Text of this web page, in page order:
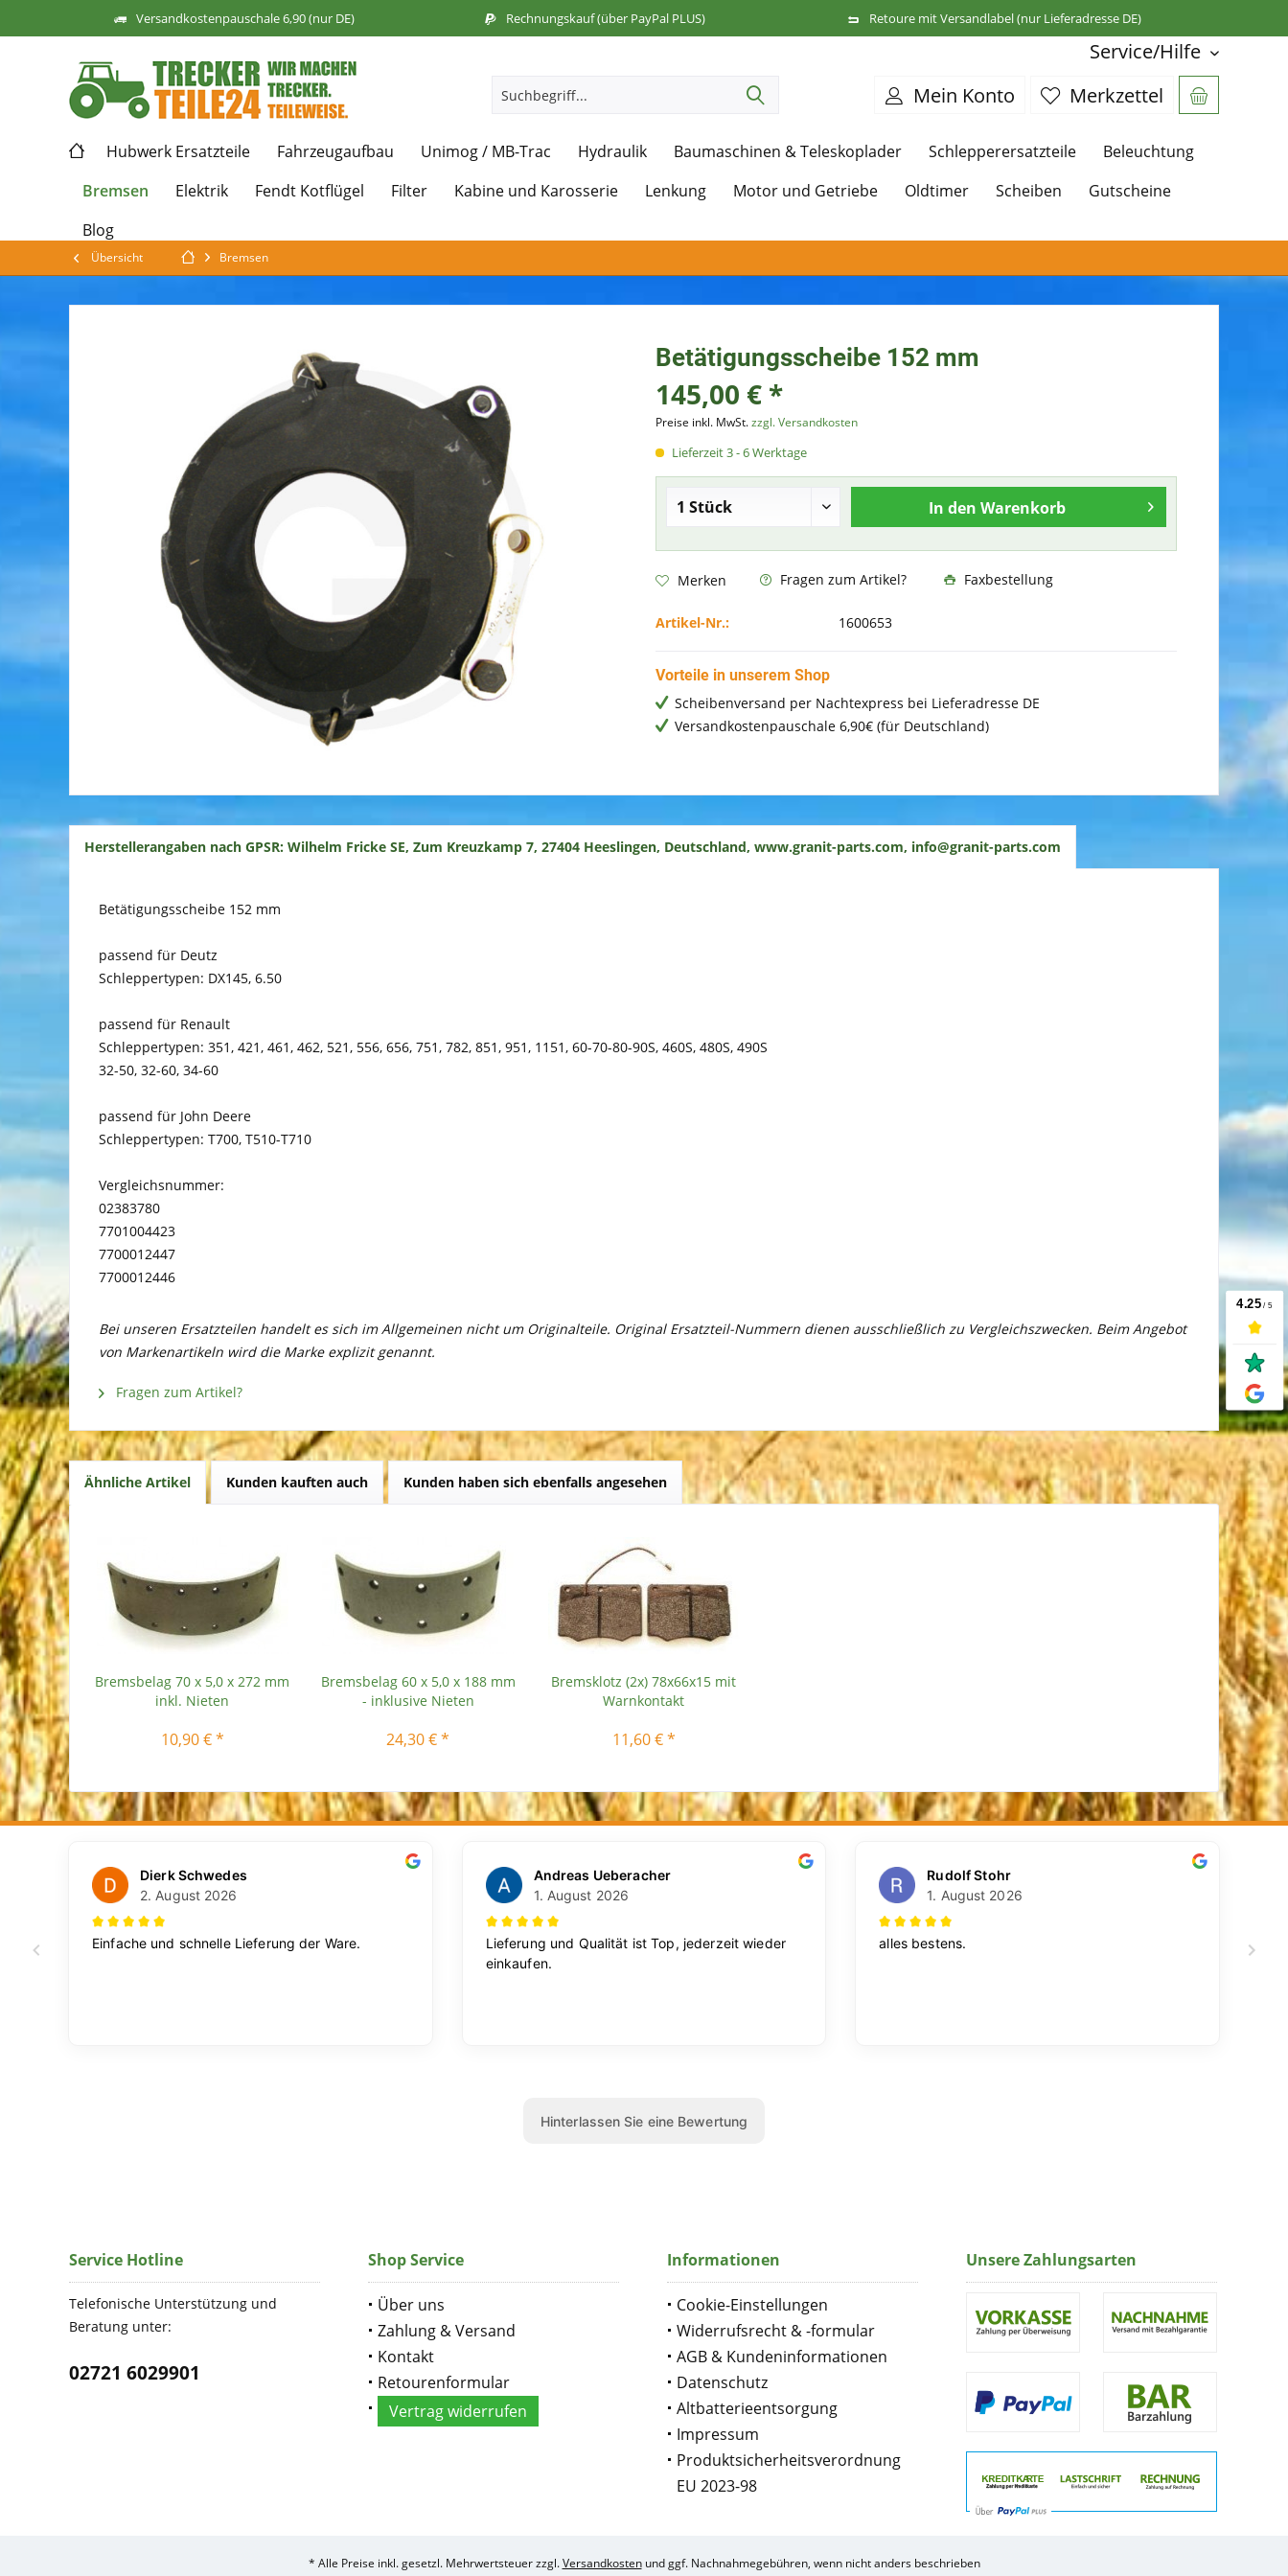
Versandkostenpauschale 6,90 (nur DE) Rechnungskauf (über PayPal PLUS) Retoure mit Versandlabel (nur Lieferadresse DE)
Service/Hilfe
Merkzettel
Mein Konto
Hubwerk Ersatzteile Fahrzeugaufbau Unimog / MB-Trac Hydraulik Baumaschinen & Teleskoplader Schlepperersatzteile
Beleuchtung
Bremsen
Elektrik Fendt Kotflügel Filter Kabine und Karosserie Lenkung Motor und Getriebe Oldtimer Scheiben
Gutscheine
Blog
Übersicht Bremsen
Betätigungsscheibe 152 mm
145,00 € *
Preise inkl. MwSt.zzgl. Versandkosten
Lieferzeit 3 - 6 Werktage
In den Warenkorb
Merken Fragen zum Artikel? Faxbestellung
Artikel-Nr.: 1600653
Vorteile in unserem Shop
Scheibenversand per Nachtexpress bei Lieferadresse DE
Versandkostenpauschale 6,90€ (für Deutschland)
Herstellerangaben nach GPSR: Wilhelm Fricke SE, Zum Kreuzkamp 7, 27404 Heeslingen, Deutschland, www.granit-parts.com, info@granit-parts.com
Betätigungsscheibe 152 mm
passend für Deutz
Schleppertypen: DX145, 6.50
passend für Renault
Schleppertypen: 351, 421, 461, 462, 521, 556, 656, 751, 782, 851, 951, 1151, 60-70-80-90S, 460S, 480S, 490S
32-50, 32-60, 34-60
passend für John Deere
Schleppertypen: T700, T510-T710
Vergleichsnummer:
02383780
7701004423
7700012447
7700012446
Bei unseren Ersatzteilen handelt es sich im Allgemeinen nicht um Originalteile. Original Ersatzteil-Nummern dienen ausschließlich zu Vergleichszwecken. Beim Angebot
von Markenartikeln wird die Marke explizit genannt.
Fragen zum Artikel?
Ähnliche Artikel Kunden kauften auch Kunden haben sich ebenfalls angesehen
Bremsbelag 70 x 5,0 x 272 mm
inkl. Nieten
10,90 € *
Bremsbelag 60 x 5,0 x 188 mm
- inklusive Nieten
24,30 € *
Bremsklotz (2x) 78x66x15 mit
Warnkontakt
11,60 € *
Service Hotline
Telefonische Unterstützung und
Beratung unter:
02721 6029901
Shop Service
Über uns
Zahlung & Versand
Kontakt
Retourenformular
Vertrag widerrufen
Informationen
Cookie-Einstellungen
Widerrufsrecht & -formular
AGB & Kundeninformationen
Datenschutz
Altbatterieentsorgung
Impressum
Produktsicherheitsverordnung
EU 2023-98
Unsere Zahlungsarten
* Alle Preise inkl. gesetzl. Mehrwertsteuer zzgl.Versandkostenund ggf. Nachnahmegebühren, wenn nicht anders beschrieben